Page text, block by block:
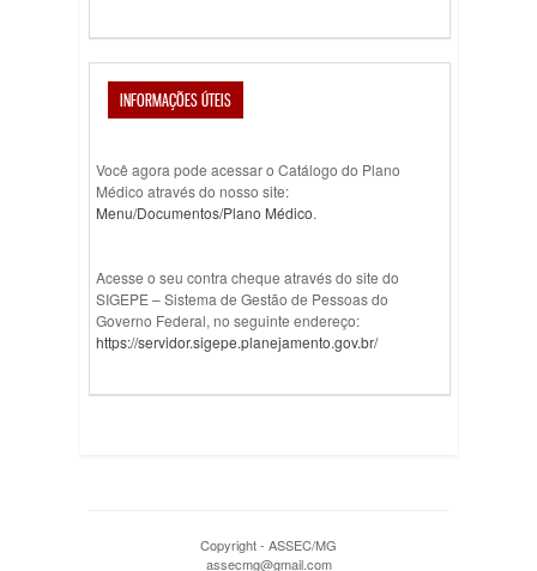
INFORMAÇÕES ÚTEIS
Você agora pode acessar o Catálogo do Plano
Médico através do nosso site:
Menu/Documentos/Plano Médico.
Acesse o seu contra cheque através do site do
SIGEPE – Sistema de Gestão de Pessoas do
Governo Federal, no seguinte endereço:
https://servidor.sigepe.planejamento.gov.br/
Copyright - ASSEC/MG
assecmg@gmail.com